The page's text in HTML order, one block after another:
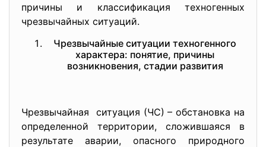
причины и классификация техногенных
чрезвычайных ситуаций.
Чрезвычайные ситуации техногенного
характера: понятие, причины
возникновения, стадии развития
Чрезвычайная ситуация (ЧС) – обстановка на
определенной территории, сложившаяся в
результате аварии, опасного природного